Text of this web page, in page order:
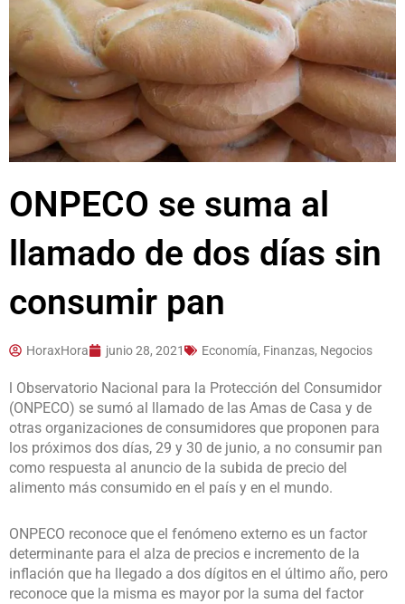
ONPECO se suma al
llamado de dos días sin
consumir pan
HoraxHora junio 28, 2021 Economía, Finanzas, Negocios
l Observatorio Nacional para la Protección del Consumidor
(ONPECO) se sumó al llamado de las Amas de Casa y de
otras organizaciones de consumidores que proponen para
los próximos dos días, 29 y 30 de junio, a no consumir pan
como respuesta al anuncio de la subida de precio del
alimento más consumido en el país y en el mundo.
ONPECO reconoce que el fenómeno externo es un factor
determinante para el alza de precios e incremento de la
inflación que ha llegado a dos dígitos en el último año, pero
reconoce que la misma es mayor por la suma del factor